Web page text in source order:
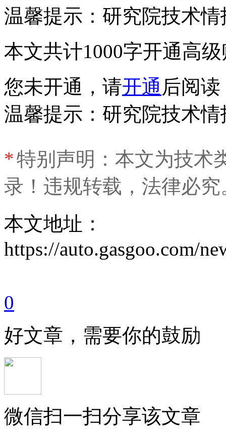
温馨提示：研究院技术
本文共计1000字开通高
您未开通，请开通 后阅读
温馨提示：研究院技术
*特别声明：本文为技术
录！违规转载，法律必究
本文地址：
https://auto.gasgoo.com/
0
好文章，需要你的鼓励
微信扫一扫分享该文章